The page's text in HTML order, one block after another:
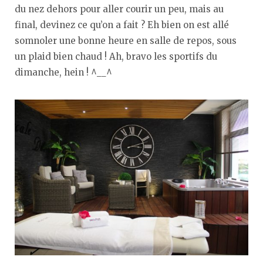
du nez dehors pour aller courir un peu, mais au
final, devinez ce qu’on a fait ? Eh bien on est allé
somnoler une bonne heure en salle de repos, sous
un plaid bien chaud ! Ah, bravo les sportifs du
dimanche, hein ! ^__^